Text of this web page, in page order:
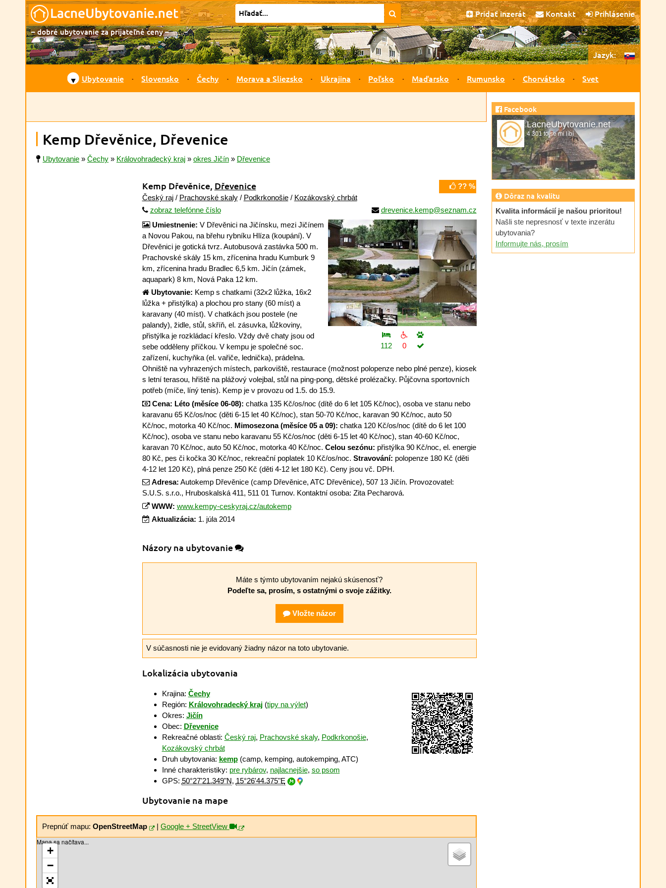
Pridať inzerát Kontakt Prihlásenie
– dobré ubytovanie za prijateľné ceny –
Jazyk:
▼ Ubytovanie Slovensko Čechy Morava a Sliezsko Ukrajina Poľsko Maďarsko Rumunsko Chorvátsko Svet
Kemp Dřevěnice, Dřevenice
Ubytovanie » Čechy » Královohradecký kraj » okres Jičín » Dřevenice
?? %
Kemp Dřevěnice, Dřevenice
Český raj/ Prachovské skaly/ Podkrkonošie/ Kozákovský chrbát
zobraz telefónne číslo
drevenice.kemp@seznam.cz
112 0
Umiestnenie: V Dřevěnici na Jičínsku, mezi Jičínem
a Novou Pakou, na břehu rybníku Hlíza (koupání). V
Dřevěnici je gotická tvrz. Autobusová zastávka 500 m.
Prachovské skály 15 km, zřícenina hradu Kumburk 9
km, zřícenina hradu Bradlec 6,5 km. Jičín (zámek,
aquapark) 8 km, Nová Paka 12 km.
Ubytovanie: Kemp s chatkami (32x2 lůžka, 16x2
lůžka + přistýlka) a plochou pro stany (60 míst) a
karavany (40 míst). V chatkách jsou postele (ne
palandy), židle, stůl, skříň, el. zásuvka, lůžkoviny,
přistýlka je rozkládací křeslo. Vždy dvě chaty jsou od
sebe odděleny příčkou. V kempu je společné soc.
zařízení, kuchyňka (el. vařiče, lednička), prádelna.
Ohniště na vyhrazených místech, parkoviště, restaurace (možnost polopenze nebo plné penze), kiosek
s letní terasou, hřiště na plážový volejbal, stůl na ping-pong, dětské prolézačky. Půjčovna sportovních
potřeb (míče, líný tenis). Kemp je v provozu od 1.5. do 15.9.
Cena: Léto (měsíce 06-08): chatka 135 Kč/os/noc (dítě do 6 let 105 Kč/noc), osoba ve stanu nebo
karavanu 65 Kč/os/noc (děti 6-15 let 40 Kč/noc), stan 50-70 Kč/noc, karavan 90 Kč/noc, auto 50
Kč/noc, motorka 40 Kč/noc. Mimosezona (měsíce 05 a 09): chatka 120 Kč/os/noc (dítě do 6 let 100
Kč/noc), osoba ve stanu nebo karavanu 55 Kč/os/noc (děti 6-15 let 40 Kč/noc), stan 40-60 Kč/noc,
karavan 70 Kč/noc, auto 50 Kč/noc, motorka 40 Kč/noc. Celou sezónu: přistýlka 90 Kč/noc, el. energie
80 Kč, pes či kočka 30 Kč/noc, rekreační poplatek 10 Kč/os/noc. Stravování: polopenze 180 Kč (děti
4-12 let 120 Kč), plná penze 250 Kč (děti 4-12 let 180 Kč). Ceny jsou vč. DPH.
Adresa: Autokemp Dřevěnice (camp Dřevěnice, ATC Dřevěnice), 507 13 Jičín. Provozovatel:
S.U.S. s.r.o., Hruboskalská 411, 511 01 Turnov. Kontaktní osoba: Zita Pecharová.
WWW: www.kempy-ceskyraj.cz/autokemp
Aktualizácia: 1. júla 2014
Názory na ubytovanie
Máte s týmto ubytovaním nejakú skúsenosť?
Podeľte sa, prosím, s ostatnými o svoje zážitky.
Vložte názor
V súčasnosti nie je evidovaný žiadny názor na toto ubytovanie.
Lokalizácia ubytovania
Krajina: Čechy
Región: Královohradecký kraj(tipy na výlet)
Okres: Jičín
Obec: Dřevenice
Rekreačné oblasti: Český raj, Prachovské skaly, Podkrkonošie,
Kozákovský chrbát
Druh ubytovania: kemp(camp, kemping, autokemping, ATC)
Inné charakteristiky: pre rybárov, najlacnejšie, so psom
GPS: 50°27'21.349"N, 15°26'44.375"E
Ubytovanie na mape
Prepnúť mapu: OpenStreetMap | Google + StreetView
Mapa sa načítava...
+
−
Facebook
LacneUbytovanie.net
4 301 to se mi líbí
Dôraz na kvalitu
Kvalita informácií je našou prioritou!
Našli ste nepresnosť v texte inzerátu
ubytovania?
Informujte nás, prosím